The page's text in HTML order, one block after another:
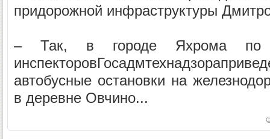
придорожной инфраструктуры
– Так, в городе Яхрома по
автобусные остановки на
в деревне Овчино...